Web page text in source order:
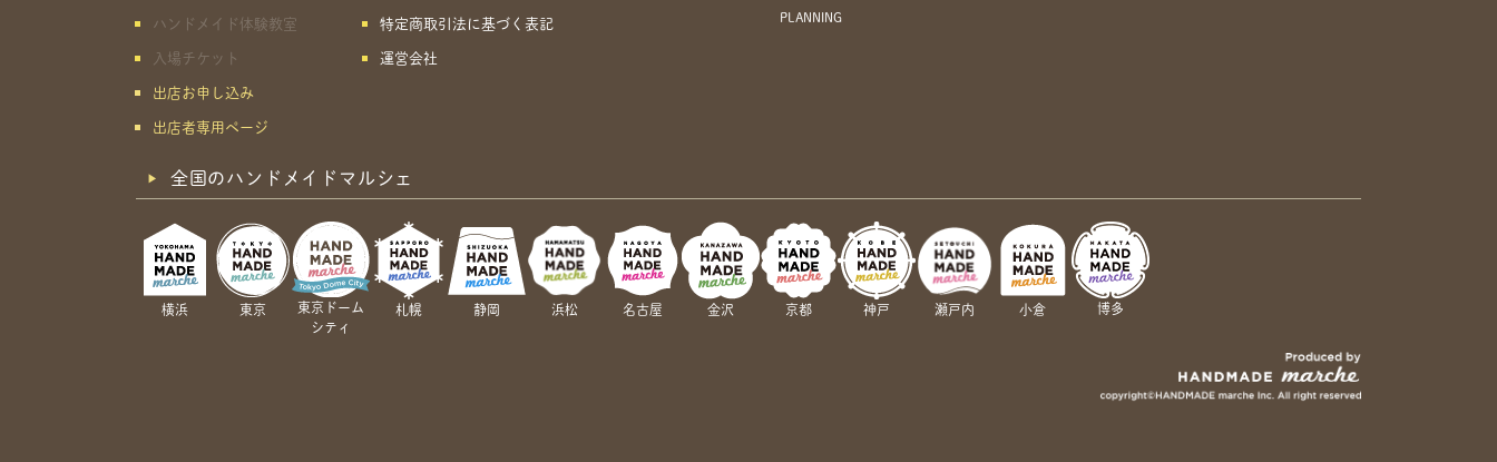
ハンドメイド体験教室
入場チケット
出店お申し込み
出店者専用ページ
特定商取引法に基づく表記
運営会社
PLANNING
全国のハンドメイドマルシェ
横浜 東京
東京ドーム
シティ
札幌 静岡 浜松 名古屋 金沢 京都 神戸 瀬戸内 小倉 博多